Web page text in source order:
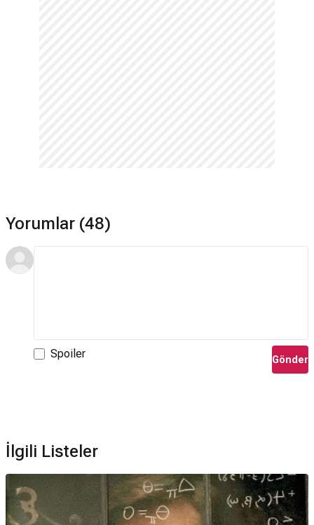
Yorumlar (48)
Spoiler Gönder
İlgili Listeler